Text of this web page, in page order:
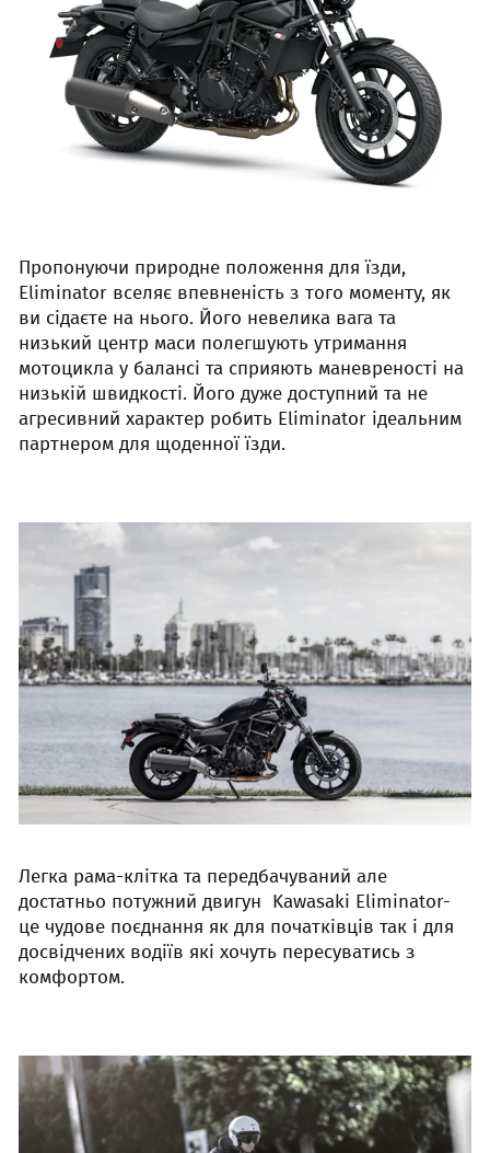
Пропонуючи природне положення для їзди,
Eliminator вселяє впевненість з того моменту, як
ви сідаєте на нього. Його невелика вага та
низький центр маси полегшують утримання
мотоцикла у балансі та сприяють маневреності на
низькій швидкості. Його дуже доступний та не
агресивний характер робить Eliminator ідеальним
партнером для щоденної їзди.
Легка рама-клітка та передбачуваний але
достатньо потужний двигун Kawasaki Eliminator-
це чудове поєднання як для початківців так і для
досвідчених водіїв які хочуть пересуватись з
комфортом.